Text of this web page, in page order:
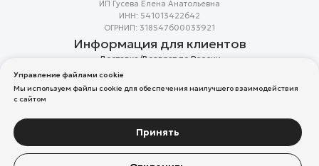
ИП Гусева Елена Анатольевна
ИНН: 541013422642
ОГРНИП: 318547600033921
Информация для клиентов
Доставка/Возврат по России
Скидка в день рождения
Вакансии
Управление файлами cookie
Мы используем файлы cookie для обеспечения наилучшего взаимодействия
с сайтом
Принять